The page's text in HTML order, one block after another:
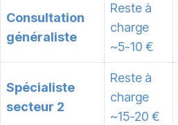
Consultation
généraliste
Reste à
charge
~5-10 €
Spécialiste
secteur 2
Reste à
charge
~15-20 €